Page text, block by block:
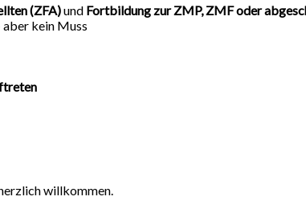
(ZFA)und Fortbildung zur ZMP, ZMF oder
kein Muss
willkommen.